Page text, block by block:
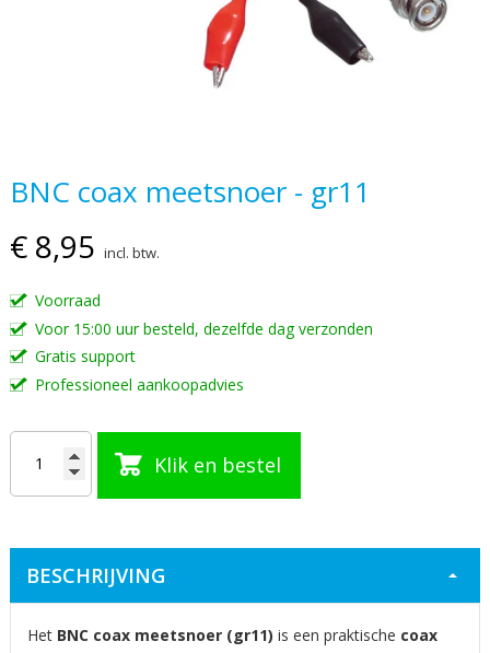
Ga
naar
het
begin
afbeeldingen-
gallerij
BNC coax meetsnoer - gr11
€ 8,95 incl. btw.
Voorraad
Voor 15:00 uur besteld, dezelfde dag verzonden
Gratis support
Professioneel aankoopadvies
Klik en bestel
BESCHRIJVING
Het BNC coax meetsnoer (gr11) is een praktische coax